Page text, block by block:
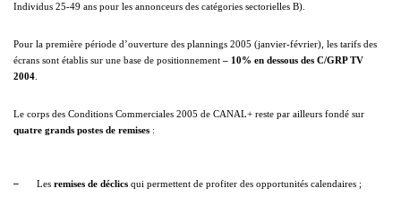
Individus 25-49 ans pour les annonceurs des catégories sectorielles B).
Pour la première période d’ouverture des plannings 2005 (janvier-février), les tarifs des
écrans sont établis sur une base de positionnement – 10% en dessous des C/GRP TV
2004
Le corps des Conditions Commerciales 2005 de CANAL+ reste par ailleurs fondé sur
quatre grands postes de remises :
– Les remises de déclics qui permettent de profiter des opportunités calendaires ;